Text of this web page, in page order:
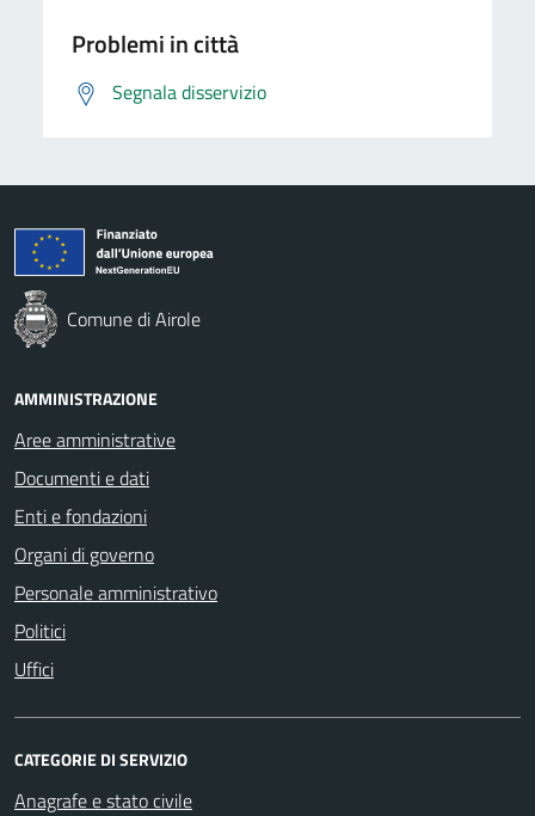
Problemi in città
Segnala disservizio
Comune di Airole
AMMINISTRAZIONE
Aree amministrative
Documenti e dati
Enti e fondazioni
Organi di governo
Personale amministrativo
Politici
Uffici
CATEGORIE DI SERVIZIO
Anagrafe e stato civile